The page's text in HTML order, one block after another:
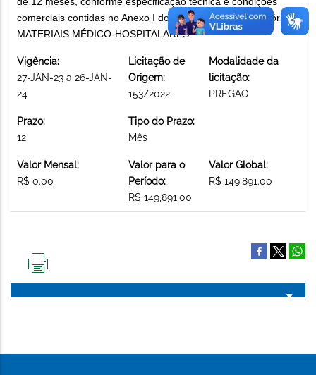
comerciais contidas no Anexo I do Instrumento Convocatório.
MATERIAIS MÉDICO-HOSPITALARES
Vigência:
27-JAN-23 a 26-JAN-
24
Licitação de
Origem:
153/2022
Modalidade da
licitação:
PREGAO
Prazo:
12
Tipo do Prazo:
Mês
Valor Mensal:
R$ 0.00
Valor para o
Período:
R$ 149,891.00
Valor Global:
R$ 149,891.00
PÁGINA